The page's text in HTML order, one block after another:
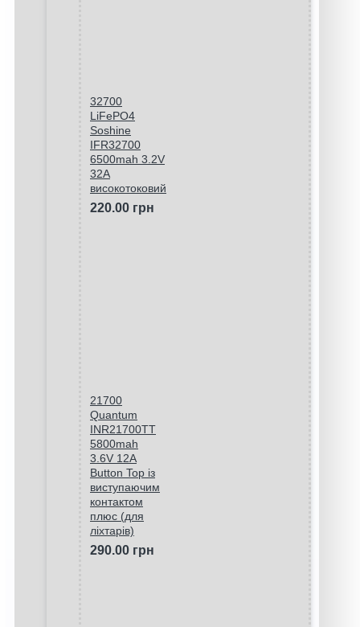
32700
LiFePO4
Soshine
IFR32700
6500mah 3.2V
32A
високотоковий
220.00 грн
21700
Quantum
INR21700TT
5800mah
3.6V 12A
Button Top із
виступаючим
контактом
плюс (для
ліхтарів)
290.00 грн